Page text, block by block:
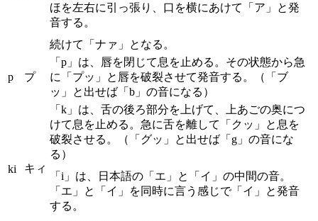
ほを左右に引っ張り、口を横にあけて「ア」と発
音する。
続けて「ナァ」となる。
p プ
「p」は、唇を閉じて息を止める。その状態から急
に「プッ」と唇を破裂させて発音する。（「ブ
ッ」と出せば「b」の音になる）
ki キィ
「k」は、舌の後ろ部分を上げて、上あごの奥につ
けて息を止める。急に舌を離して「クッ」と息を
破裂させる。（「グッ」と出せば「g」の音にな
る）
「i」は、日本語の「エ」と「イ」の中間の音。
「エ」と「イ」を同時に言う感じで「イ」と発音
する。